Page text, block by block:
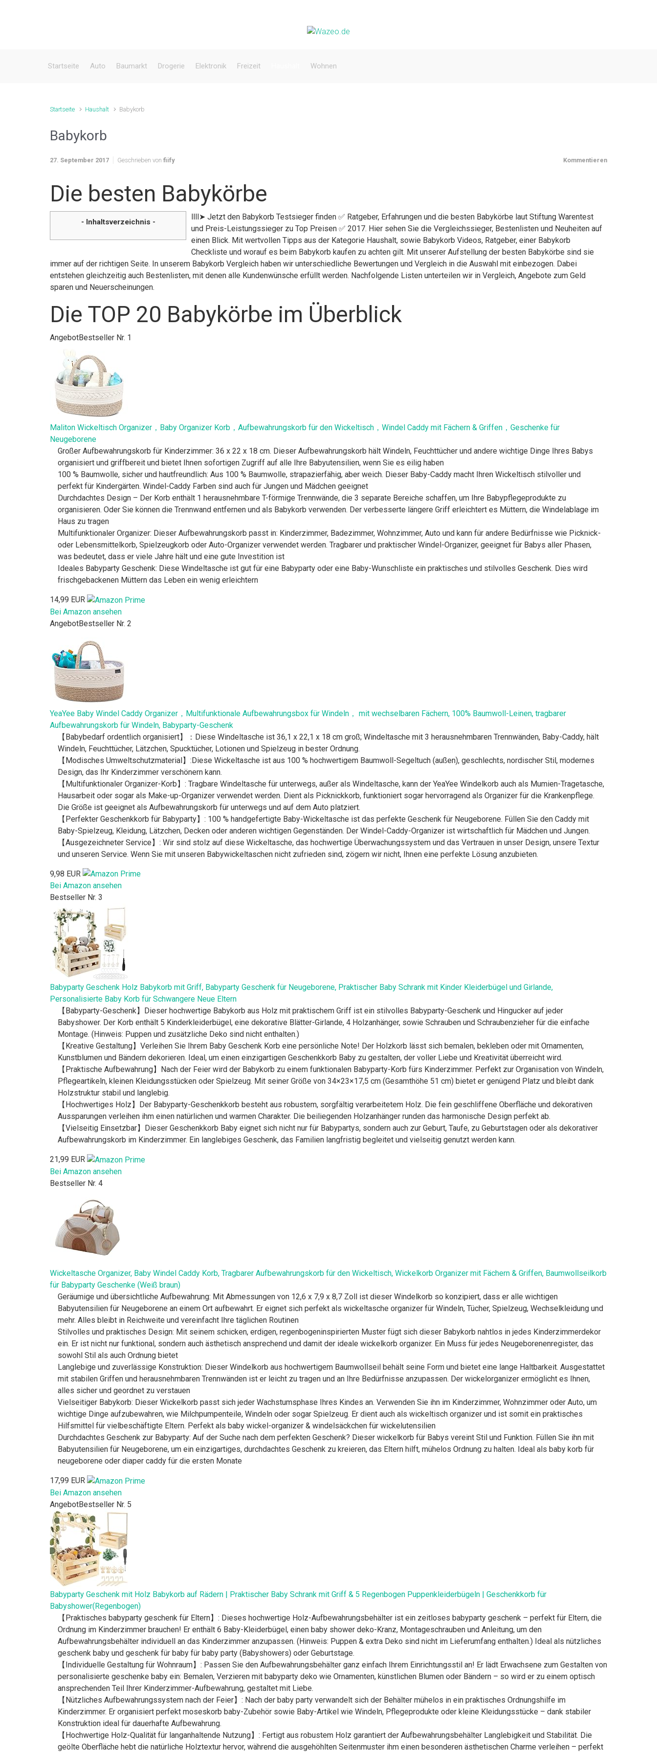
Startseite Auto Baumarkt Drogerie Elektronik Freizeit Wohnen
Startseite Haushalt Babykorb
Babykorb
27. September 2017 Geschrieben von fiify Kommentieren
Die besten Babykörbe
- Inhaltsverzeichnis -
llll➤ Jetzt den Babykorb Testsieger finden ✅ Ratgeber, Erfahrungen und die besten Babykörbe laut Stiftung Warentest
und Preis-Leistungssieger zu Top Preisen ✅ 2017. Hier sehen Sie die Vergleichssieger, Bestenlisten und Neuheiten auf
einen Blick. Mit wertvollen Tipps aus der Kategorie Haushalt, sowie Babykorb Videos, Ratgeber, einer Babykorb
Checkliste und worauf es beim Babykorb kaufen zu achten gilt. Mit unserer Aufstellung der besten Babykörbe sind sie
immer auf der richtigen Seite. In unserem Babykorb Vergleich haben wir unterschiedliche Bewertungen und Vergleich in die Auswahl mit einbezogen. Dabei
entstehen gleichzeitig auch Bestenlisten, mit denen alle Kundenwünsche erfüllt werden. Nachfolgende Listen unterteilen wir in Vergleich, Angebote zum Geld
sparen und Neuerscheinungen.
Die TOP 20 Babykörbe im Überblick
AngebotBestseller Nr. 1
Maliton Wickeltisch Organizer，Baby Organizer Korb，Aufbewahrungskorb für den Wickeltisch，Windel Caddy mit Fächern & Griffen，Geschenke für
Neugeborene
Großer Aufbewahrungskorb für Kinderzimmer: 36 x 22 x 18 cm. Dieser Aufbewahrungskorb hält Windeln, Feuchttücher und andere wichtige Dinge Ihres Babys
organisiert und griffbereit und bietet Ihnen sofortigen Zugriff auf alle Ihre Babyutensilien, wenn Sie es eilig haben
100 % Baumwolle, sicher und hautfreundlich: Aus 100 % Baumwolle, strapazierfähig, aber weich. Dieser Baby-Caddy macht Ihren Wickeltisch stilvoller und
perfekt für Kindergärten. Windel-Caddy Farben sind auch für Jungen und Mädchen geeignet
Durchdachtes Design – Der Korb enthält 1 herausnehmbare T-förmige Trennwände, die 3 separate Bereiche schaffen, um Ihre Babypflegeprodukte zu
organisieren. Oder Sie können die Trennwand entfernen und als Babykorb verwenden. Der verbesserte längere Griff erleichtert es Müttern, die Windelablage im
Haus zu tragen
Multifunktionaler Organizer: Dieser Aufbewahrungskorb passt in: Kinderzimmer, Badezimmer, Wohnzimmer, Auto und kann für andere Bedürfnisse wie Picknick-
oder Lebensmittelkorb, Spielzeugkorb oder Auto-Organizer verwendet werden. Tragbarer und praktischer Windel-Organizer, geeignet für Babys aller Phasen,
was bedeutet, dass er viele Jahre hält und eine gute Investition ist
Ideales Babyparty Geschenk: Diese Windeltasche ist gut für eine Babyparty oder eine Baby-Wunschliste ein praktisches und stilvolles Geschenk. Dies wird
frischgebackenen Müttern das Leben ein wenig erleichtern
14,99 EUR
Bei Amazon ansehen
AngebotBestseller Nr. 2
YeaYee Baby Windel Caddy Organizer，Multifunktionale Aufbewahrungsbox für Windeln， mit wechselbaren Fächern, 100% Baumwoll-Leinen, tragbarer
Aufbewahrungskorb für Windeln, Babyparty-Geschenk
【Babybedarf ordentlich organisiert】：Diese Windeltasche ist 36,1 x 22,1 x 18 cm groß; Windeltasche mit 3 herausnehmbaren Trennwänden, Baby-Caddy, hält
Windeln, Feuchttücher, Lätzchen, Spucktücher, Lotionen und Spielzeug in bester Ordnung.
【Modisches Umweltschutzmaterial】:Diese Wickeltasche ist aus 100 % hochwertigem Baumwoll-Segeltuch (außen), geschlechts, nordischer Stil, modernes
Design, das Ihr Kinderzimmer verschönern kann.
【Multifunktionaler Organizer-Korb】: Tragbare Windeltasche für unterwegs, außer als Windeltasche, kann der YeaYee Windelkorb auch als Mumien-Tragetasche,
Hausarbeit oder sogar als Make-up-Organizer verwendet werden. Dient als Picknickkorb, funktioniert sogar hervorragend als Organizer für die Krankenpflege.
Die Größe ist geeignet als Aufbewahrungskorb für unterwegs und auf dem Auto platziert.
【Perfekter Geschenkkorb für Babyparty】: 100 % handgefertigte Baby-Wickeltasche ist das perfekte Geschenk für Neugeborene. Füllen Sie den Caddy mit
Baby-Spielzeug, Kleidung, Lätzchen, Decken oder anderen wichtigen Gegenständen. Der Windel-Caddy-Organizer ist wirtschaftlich für Mädchen und Jungen.
【Ausgezeichneter Service】: Wir sind stolz auf diese Wickeltasche, das hochwertige Überwachungssystem und das Vertrauen in unser Design, unsere Textur
und unseren Service. Wenn Sie mit unseren Babywickeltaschen nicht zufrieden sind, zögern wir nicht, Ihnen eine perfekte Lösung anzubieten.
9,98 EUR
Bei Amazon ansehen
Bestseller Nr. 3
Babyparty Geschenk Holz Babykorb mit Griff, Babyparty Geschenk für Neugeborene, Praktischer Baby Schrank mit Kinder Kleiderbügel und Girlande,
Personalisierte Baby Korb für Schwangere Neue Eltern
【Babyparty-Geschenk】Dieser hochwertige Babykorb aus Holz mit praktischem Griff ist ein stilvolles Babyparty-Geschenk und Hingucker auf jeder
Babyshower. Der Korb enthält 5 Kinderkleiderbügel, eine dekorative Blätter-Girlande, 4 Holzanhänger, sowie Schrauben und Schraubenzieher für die einfache
Montage. (Hinweis: Puppen und zusätzliche Deko sind nicht enthalten.)
【Kreative Gestaltung】Verleihen Sie Ihrem Baby Geschenk Korb eine persönliche Note! Der Holzkorb lässt sich bemalen, bekleben oder mit Ornamenten,
Kunstblumen und Bändern dekorieren. Ideal, um einen einzigartigen Geschenkkorb Baby zu gestalten, der voller Liebe und Kreativität überreicht wird.
【Praktische Aufbewahrung】Nach der Feier wird der Babykorb zu einem funktionalen Babyparty-Korb fürs Kinderzimmer. Perfekt zur Organisation von Windeln,
Pflegeartikeln, kleinen Kleidungsstücken oder Spielzeug. Mit seiner Größe von 34×23×17,5 cm (Gesamthöhe 51 cm) bietet er genügend Platz und bleibt dank
Holzstruktur stabil und langlebig.
【Hochwertiges Holz】Der Babyparty-Geschenkkorb besteht aus robustem, sorgfältig verarbeitetem Holz. Die fein geschliffene Oberfläche und dekorativen
Aussparungen verleihen ihm einen natürlichen und warmen Charakter. Die beiliegenden Holzanhänger runden das harmonische Design perfekt ab.
【Vielseitig Einsetzbar】Dieser Geschenkkorb Baby eignet sich nicht nur für Babypartys, sondern auch zur Geburt, Taufe, zu Geburtstagen oder als dekorativer
Aufbewahrungskorb im Kinderzimmer. Ein langlebiges Geschenk, das Familien langfristig begleitet und vielseitig genutzt werden kann.
21,99 EUR
Bei Amazon ansehen
Bestseller Nr. 4
Wickeltasche Organizer, Baby Windel Caddy Korb, Tragbarer Aufbewahrungskorb für den Wickeltisch, Wickelkorb Organizer mit Fächern & Griffen, Baumwollseilkorb
für Babyparty Geschenke (Weiß braun)
Geräumige und übersichtliche Aufbewahrung: Mit Abmessungen von 12,6 x 7,9 x 8,7 Zoll ist dieser Windelkorb so konzipiert, dass er alle wichtigen
Babyutensilien für Neugeborene an einem Ort aufbewahrt. Er eignet sich perfekt als wickeltasche organizer für Windeln, Tücher, Spielzeug, Wechselkleidung und
mehr. Alles bleibt in Reichweite und vereinfacht Ihre täglichen Routinen
Stilvolles und praktisches Design: Mit seinem schicken, erdigen, regenbogeninspirierten Muster fügt sich dieser Babykorb nahtlos in jedes Kinderzimmerdekor
ein. Er ist nicht nur funktional, sondern auch ästhetisch ansprechend und damit der ideale wickelkorb organizer. Ein Muss für jedes Neugeborenenregister, das
sowohl Stil als auch Ordnung bietet
Langlebige und zuverlässige Konstruktion: Dieser Windelkorb aus hochwertigem Baumwollseil behält seine Form und bietet eine lange Haltbarkeit. Ausgestattet
mit stabilen Griffen und herausnehmbaren Trennwänden ist er leicht zu tragen und an Ihre Bedürfnisse anzupassen. Der wickelorganizer ermöglicht es Ihnen,
alles sicher und geordnet zu verstauen
Vielseitiger Babykorb: Dieser Wickelkorb passt sich jeder Wachstumsphase Ihres Kindes an. Verwenden Sie ihn im Kinderzimmer, Wohnzimmer oder Auto, um
wichtige Dinge aufzubewahren, wie Milchpumpenteile, Windeln oder sogar Spielzeug. Er dient auch als wickeltisch organizer und ist somit ein praktisches
Hilfsmittel für vielbeschäftigte Eltern. Perfekt als baby wickel-organizer & windelsäckchen für wickelutensilien
Durchdachtes Geschenk zur Babyparty: Auf der Suche nach dem perfekten Geschenk? Dieser wickelkorb für Babys vereint Stil und Funktion. Füllen Sie ihn mit
Babyutensilien für Neugeborene, um ein einzigartiges, durchdachtes Geschenk zu kreieren, das Eltern hilft, mühelos Ordnung zu halten. Ideal als baby korb für
neugeborene oder diaper caddy für die ersten Monate
17,99 EUR
Bei Amazon ansehen
AngebotBestseller Nr. 5
Babyparty Geschenk mit Holz Babykorb auf Rädern | Praktischer Baby Schrank mit Griff & 5 Regenbogen Puppenkleiderbügeln | Geschenkkorb für
Babyshower(Regenbogen)
【Praktisches babyparty geschenk für Eltern】: Dieses hochwertige Holz-Aufbewahrungsbehälter ist ein zeitloses babyparty geschenk – perfekt für Eltern, die
Ordnung im Kinderzimmer brauchen! Er enthält 6 Baby-Kleiderbügel, einen baby shower deko-Kranz, Montageschrauben und Anleitung, um den
Aufbewahrungsbehälter individuell an das Kinderzimmer anzupassen. (Hinweis: Puppen & extra Deko sind nicht im Lieferumfang enthalten.) Ideal als nützliches
geschenk baby und geschenk für baby für baby party (Babyshowers) oder Geburtstage.
【Individuelle Gestaltung für Wohnraum】: Passen Sie den Aufbewahrungsbehälter ganz einfach Ihrem Einrichtungsstil an! Er lädt Erwachsene zum Gestalten von
personalisierte geschenke baby ein: Bemalen, Verzieren mit babyparty deko wie Ornamenten, künstlichen Blumen oder Bändern – so wird er zu einem optisch
ansprechenden Teil Ihrer Kinderzimmer-Aufbewahrung, gestaltet mit Liebe.
【Nützliches Aufbewahrungssystem nach der Feier】: Nach der baby party verwandelt sich der Behälter mühelos in ein praktisches Ordnungshilfe im
Kinderzimmer. Er organisiert perfekt moseskorb baby-Zubehör sowie Baby-Artikel wie Windeln, Pflegeprodukte oder kleine Kleidungsstücke – dank stabiler
Konstruktion ideal für dauerhafte Aufbewahrung.
【Hochwertige Holz-Qualität für langanhaltende Nutzung】: Fertigt aus robustem Holz garantiert der Aufbewahrungsbehälter Langlebigkeit und Stabilität. Die
geölte Oberfläche hebt die natürliche Holztextur hervor, während die ausgehöhlten Seitenmuster ihm einen besonderen ästhetischen Charme verleihen – perfekt